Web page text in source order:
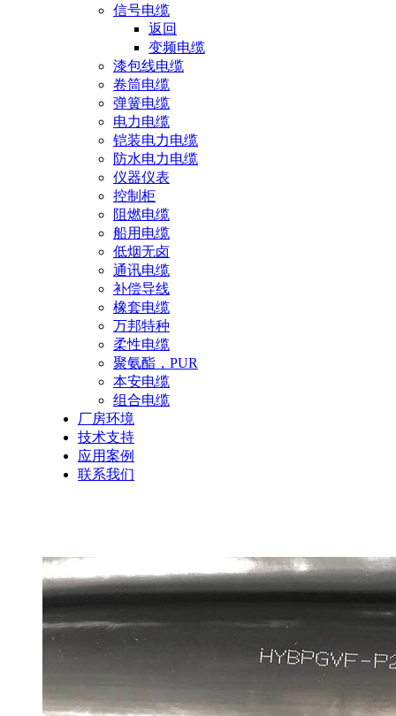
信号电缆
返回
变频电缆
漆包线电缆
卷筒电缆
弹簧电缆
电力电缆
铠装电力电缆
防水电力电缆
仪器仪表
控制柜
阻燃电缆
船用电缆
低烟无卤
通讯电缆
补偿导线
橡套电缆
万邦特种
柔性电缆
聚氨酯，PUR
本安电缆
组合电缆
厂房环境
技术支持
应用案例
联系我们